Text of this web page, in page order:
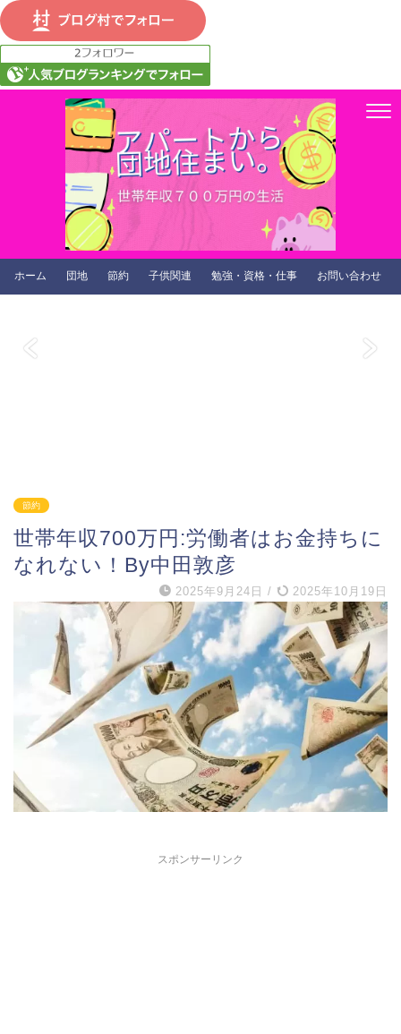
ホーム 団地 節約 子供関連 勉強・資格・仕事 お問い合わせ
節約
世帯年収700万円:労働者はお金持ちに
なれない！By中田敦彦
2025年9月24日 / 2025年10月19日
スポンサーリンク